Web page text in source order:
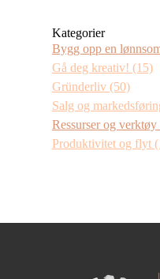
Kategorier
Bygg opp en
Gå deg kreativ! (15)
Gründerliv (50)
Salg og
Ressurser og verktøy
Produktivitet og flyt